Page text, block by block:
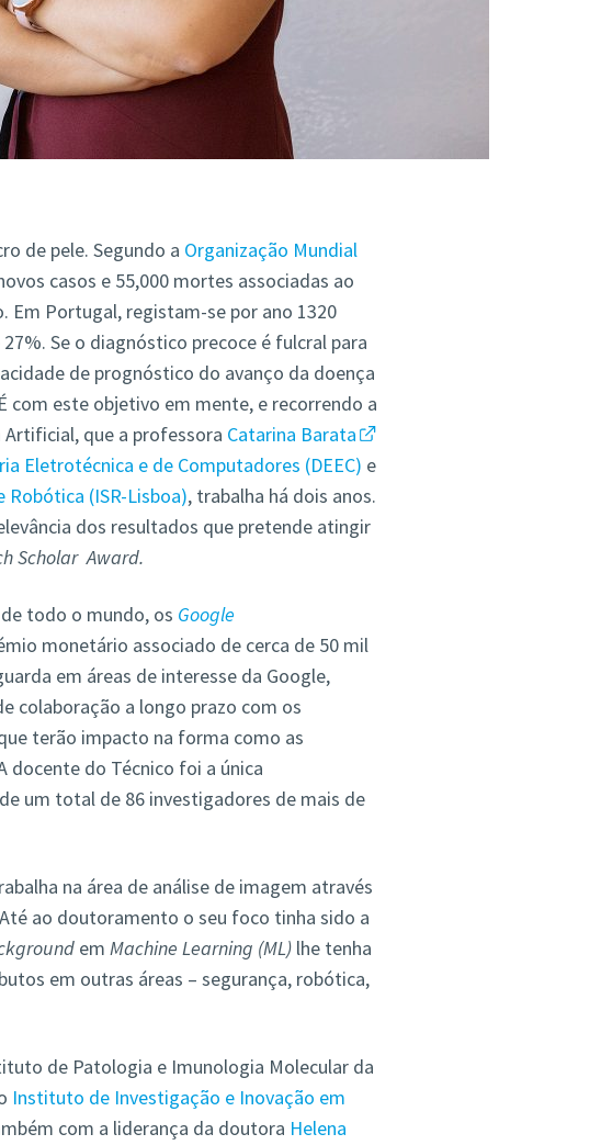
de pele. Segundo a Organização Mundial
casos e 55,000 mortes associadas ao
Em Portugal, registam-se por ano 1320
Se o diagnóstico precoce é fulcral para
de prognóstico do avanço da doença
com este objetivo em mente, e recorrendo a
que a professora Catarina Barata
Eletrotécnica e de Computadores (DEEC) e
(ISR-Lisboa), trabalha há dois anos.
dos resultados que pretende atingir
Scholar Award.
todo o mundo, os Google
monetário associado de cerca de 50 mil
em áreas de interesse da Google,
colaboração a longo prazo com os
terão impacto na forma como as
docente do Técnico foi a única
um total de 86 investigadores de mais de
na área de análise de imagem através
ao doutoramento o seu foco tinha sido a
em Machine Learning (ML)lhe tenha
em outras áreas – segurança, robótica,
de Patologia e Imunologia Molecular da
Instituto de Investigação e Inovação em
com a liderança da doutora Helena